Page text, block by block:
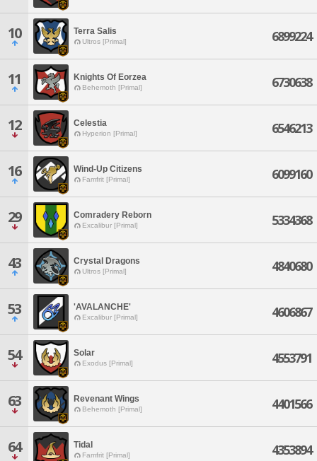
10 Terra Salis
Ultros [Primal] 6899224
11 Knights Of Eorzea
Behemoth [Primal] 6730638
12 Celestia
Hyperion [Primal] 6546213
16 Wind-Up Citizens
Famfrit [Primal] 6099160
29 Comradery Reborn
Excalibur [Primal] 5334368
43 Crystal Dragons
Ultros [Primal] 4840680
53 'AVALANCHE'
Excalibur [Primal] 4606867
54 Solar
Exodus [Primal] 4553791
63 Revenant Wings
Behemoth [Primal] 4401566
64 Tidal
Famfrit [Primal] 4353894